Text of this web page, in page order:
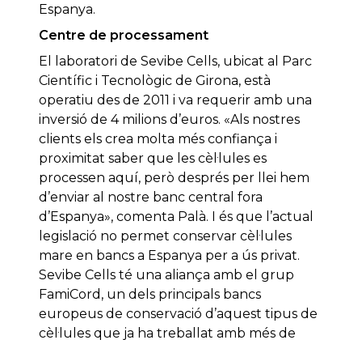
Espanya.
Centre de processament
El laboratori de Sevibe Cells, ubicat al Parc
Científic i Tecnològic de Girona, està
operatiu des de 2011 i va requerir amb una
inversió de 4 milions d’euros. «Als nostres
clients els crea molta més confiança i
proximitat saber que les cèl·lules es
processen aquí, però després per llei hem
d’enviar al nostre banc central fora
d’Espanya», comenta Palà. I és que l’actual
legislació no permet conservar cèl·lules
mare en bancs a Espanya per a ús privat.
Sevibe Cells té una aliança amb el grup
FamiCord, un dels principals bancs
europeus de conservació d’aquest tipus de
cèl·lules que ja ha treballat amb més de